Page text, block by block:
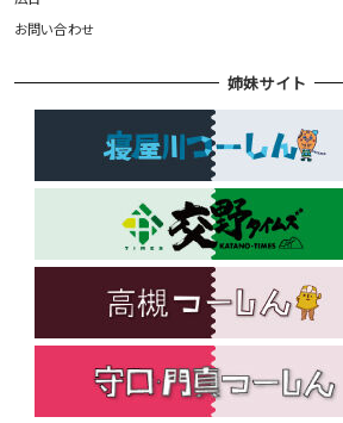
お問い合わせ
姉妹サイト